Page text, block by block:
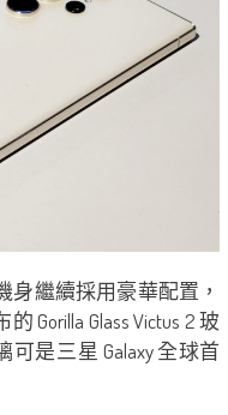
身繼續採用豪華配置，
Gorilla Glass Victus 2 玻
是三星 Galaxy 全球首